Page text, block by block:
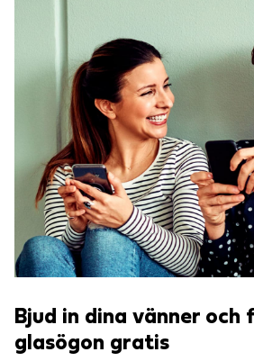
Bjud in dina vänner
glasögon gratis